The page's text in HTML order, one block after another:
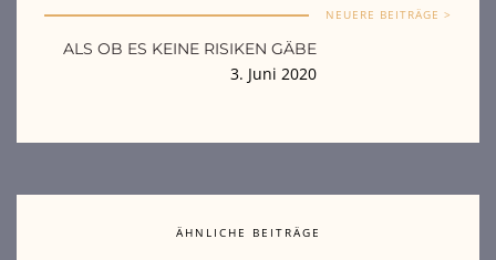
NEUERE BEITRÄGE >
ALS OB ES KEINE RISIKEN GÄBE
3. Juni 2020
ÄHNLICHE BEITRÄGE